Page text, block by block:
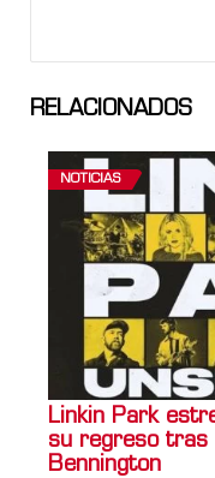
RELACIONADOS
NOTICIAS
Linkin Park
su regreso tras
Bennington